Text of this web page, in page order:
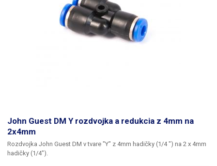
John Guest DM Y rozdvojka a redukcia z 4mm na
2x4mm
Rozdvojka John Guest DM v tvare "Y" z 4mm hadičky (1/4 ") na 2 x 4mm
hadičky (1/4").